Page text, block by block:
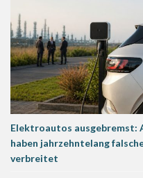
Elektroautos
haben jahrzehntelang
verbreitet